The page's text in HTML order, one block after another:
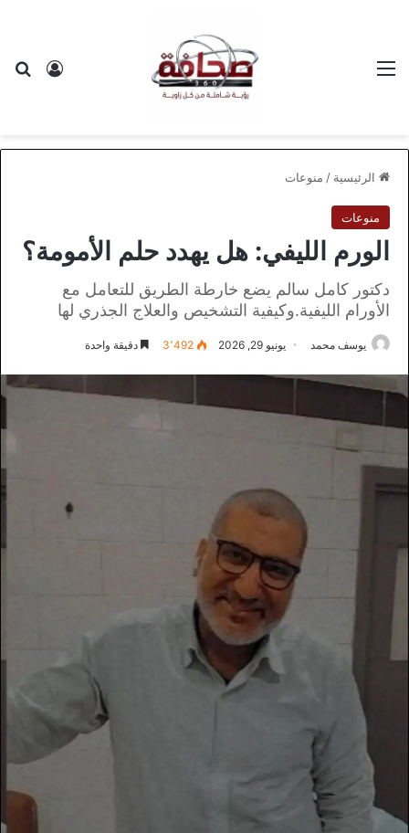
الرئيسية / منوعات
منوعات
الورم الليفي: هل يهدد حلم الأمومة؟
دكتور كامل سالم يضع خارطة الطريق للتعامل مع
الأورام الليفية.وكيفية التشخيص والعلاج الجذري لها
يوسف محمد يونيو 29, 2026 3٬492 دقيقة واحدة